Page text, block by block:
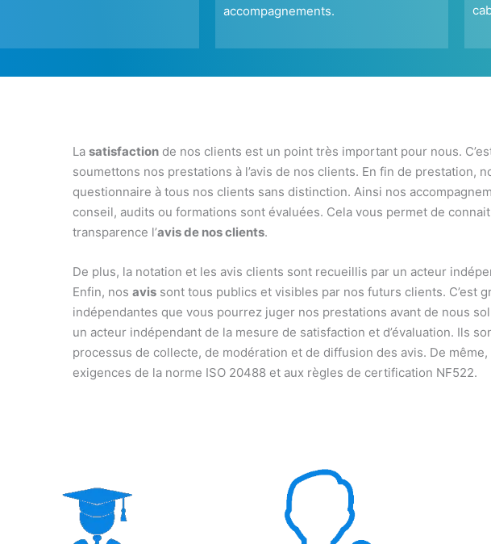
accompagnements.
La satisfactionde nos clients est un point très important pour nous.
soumettons nos prestations à l’avis de nos clients. En fin de prestation,
questionnaire à tous nos clients sans distinction. Ainsi nos
conseil, audits ou formations sont évaluées. Cela vous permet de
transparence l’avis de nos clients.
De plus, la notation et les avis clients sont recueillis par un acteur
Enfin, nos avissont tous publics et visibles par nos futurs clients. C’est
indépendantes que vous pourrez juger nos prestations avant de nous
un acteur indépendant de la mesure de satisfaction et d’évaluation. Ils
processus de collecte, de modération et de diffusion des avis. De même,
exigences de la norme ISO 20488 et aux règles de certification NF522.